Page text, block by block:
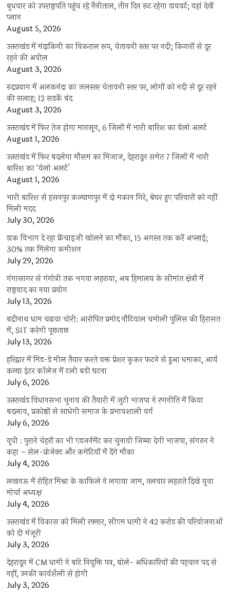
बुधवार को उपराष्ट्रपति पहुंच रहे नैनीताल, तीन दिन रूट रहेगा डायवर्ट; यहां देखें
प्‍लान
August 5, 2026
उत्तराखंड में मंदाकिनी का विकराल रूप, चेतावनी स्तर पर नदी; किनारों से दूर
रहने की अपील
August 3, 2026
रुद्रप्रयाग में अलकनंदा का जलस्तर चेतावनी स्तर पर, लोगों को नदी से दूर रहने
की सलाह; 12 सड़कें बंद
August 3, 2026
उत्तराखंड में फिर तेज होगा मानसून, 6 जिलों में भारी बारिश का येलो अलर्ट
August 1, 2026
उत्तराखंड में फिर बदलेगा मौसम का मिजाज, देहरादून समेत 7 जिलों में भारी
बारिश का ‘येलो अलर्ट’
August 1, 2026
भारी बारिश से हसनपुर कल्याणपुर में दो मकान गिरे, बेघर हुए परिवारों को नहीं
मिली मदद
July 30, 2026
डाक विभाग दे रहा फ्रेंचाइजी खोलने का मौका, 15 अगस्त तक करें अप्लाई;
30% तक मिलेगा कमीशन
July 29, 2026
गंगासागर से गंगोत्री तक भगवा लहराया, अब हिमालय के सीमांत क्षेत्रों में
राष्ट्रवाद का नया प्रयोग
July 13, 2026
बद्रीनाथ धाम चढ़ावा चोरी: आरोपित प्रमोद नौटियाल चमोली पुलिस की हिरासत
में, SIT करेगी पूछताछ
July 13, 2026
हरिद्वार में मिड-डे मील तैयार करते वक्त प्रेशर कुकर फटने से हुआ धमाका, आर्य
कन्या इंटर कॉलेज में टली बड़ी घटना
July 6, 2026
उत्तराखंंड विधानसभा चुनाव की तैयारी में जुटी भाजपा ने रणनीति में किया
बदलाव, प्रकोष्ठों से साधेगी समाज के प्रभावशाली वर्ग
July 6, 2026
यूपी : पुराने चेहरों का भी एडजर्नमेंट कर चुनावी जिम्मा देगी भाजपा, संगठन ने
कहा – सेल-प्रोजेक्ट और कमेटियों में देंगे मौका
July 4, 2026
लखनऊ में रोहित मिश्रा के काफिले ने लगाया जाम, तलवार लहराते दिखे युवा
मोर्चा अध्यक्ष
July 4, 2026
उत्तराखंड में विकास को मिली रफ्तार, सीएम धामी ने 42 करोड़ की परियोजनाओं
को दी मंजूरी
July 3, 2026
देहरादून में CM धामी ने बांटे नियुक्ति पत्र, बोले- अधिकारियों की पहचान पद से
नहीं, उनकी कार्यशैली से होगी
July 3, 2026